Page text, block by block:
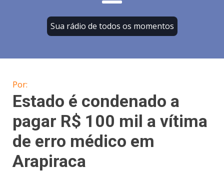
Sua rádio de todos os momentos
Por:
Estado é condenado a
pagar R$ 100 mil a vítima
de erro médico em
Arapiraca